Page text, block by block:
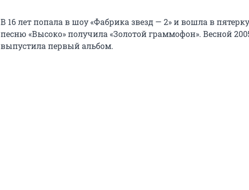
В 16 лет попала в шоу «Фабрика звезд — 2» и вошла в
песню «Высоко» получила «Золотой граммофон». Весной
выпустила первый альбом.